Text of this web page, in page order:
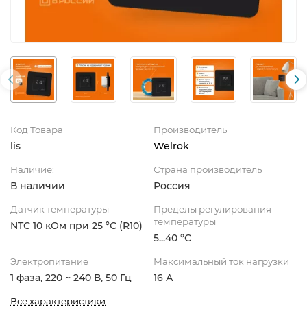
Код Товара
lis
Производитель
Welrok
Наличие:
В наличии
Страна производитель
Россия
Датчик температуры
NTC 10 кОм при 25 °С (R10)
Пределы регулирования
температуры
5...40 °С
Электропитание
1 фаза, 220 ~ 240 В, 50 Гц
Максимальный ток нагрузки
16 А
Все характеристики